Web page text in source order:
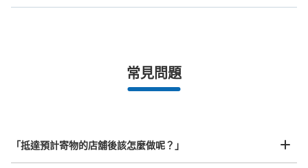
事先用手機預約
指定的日期和時間
全國有1,000家以上合作店鋪
最長邊未滿45cm的行李（小型背包、手提包、手提行李
¥800/日
常見問題
「抵達預計寄物的店舖後該怎麼做呢？」